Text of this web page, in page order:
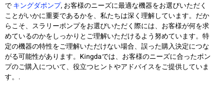
でキングダポンプ, お客様のニーズに最適な機器をお選びいただく
ことがいかに重要であるかを、私たちは深く理解しています。だか
らこそ、スラリーポンプをお選びいただく際には、お客様が何を求
めているのかをしっかりとご理解いただけるよう努めています。特
定の機器の特性をご理解いただけない場合、誤った購入決定につな
がる可能性があります。Kingdaでは、お客様のニーズに合ったポン
プのご購入について、役立つヒントやアドバイスをご提供していま
す。.